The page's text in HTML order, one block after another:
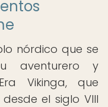
nórdico que se
aventurero y
Vikinga, que
el siglo VIII